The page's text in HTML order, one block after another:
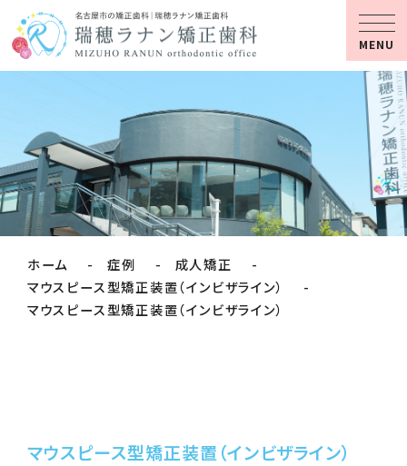
MENU
ホーム 症例
成人矯正
マウスピース型矯正装置（インビザライン）
マウスピース型矯正装置（インビザライン）
マウスピース型矯正装置（インビザライン）